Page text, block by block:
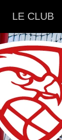
LE CLUB